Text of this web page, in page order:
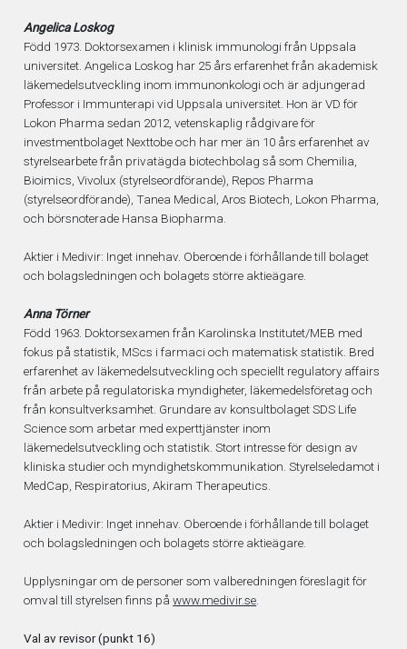
Angelica Loskog
Född 1973. Doktorsexamen i klinisk immunologi från Uppsala
universitet. Angelica Loskog har 25 års erfarenhet från akademisk
läkemedelsutveckling inom immunonkologi och är adjungerad
Professor i Immunterapi vid Uppsala universitet. Hon är VD för
Lokon Pharma sedan 2012, vetenskaplig rådgivare för
investmentbolaget Nexttobe och har mer än 10 års erfarenhet av
styrelsearbete från privatägda biotechbolag så som Chemilia,
Bioimics, Vivolux (styrelseordförande), Repos Pharma
(styrelseordförande), Tanea Medical, Aros Biotech, Lokon Pharma,
och börsnoterade Hansa Biopharma.
Aktier i Medivir: Inget innehav. Oberoende i förhållande till bolaget
och bolagsledningen och bolagets större aktieägare.
Anna Törner
Född 1963. Doktorsexamen från Karolinska Institutet/MEB med
fokus på statistik, MScs i farmaci och matematisk statistik. Bred
erfarenhet av läkemedelsutveckling och speciellt regulatory affairs
från arbete på regulatoriska myndigheter, läkemedelsföretag och
från konsultverksamhet. Grundare av konsultbolaget SDS Life
Science som arbetar med experttjänster inom
läkemedelsutveckling och statistik. Stort intresse för design av
kliniska studier och myndighetskommunikation. Styrelseledamot i
MedCap, Respiratorius, Akiram Therapeutics.
Aktier i Medivir: Inget innehav. Oberoende i förhållande till bolaget
och bolagsledningen och bolagets större aktieägare.
Upplysningar om de personer som valberedningen föreslagit för
omval till styrelsen finns påwww.medivir.se
Val av revisor (punkt 16)